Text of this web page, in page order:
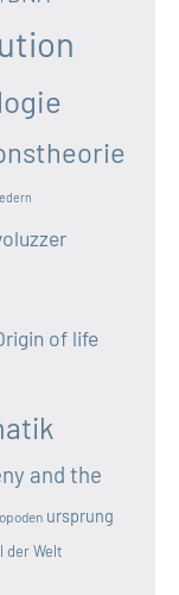
of life
and the
ursprung
der Welt